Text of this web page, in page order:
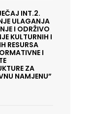
INT.2.
ULAGANJA
I ODRŽIVO
KULTURNIH I
RESURSA
I
ZA
NAMJENU”